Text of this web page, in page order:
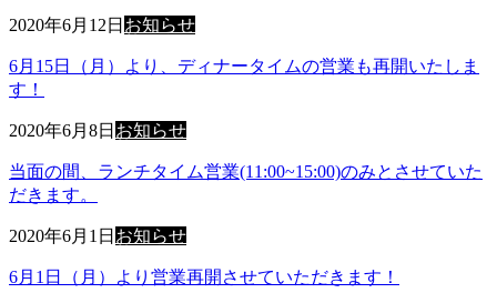
2020年6月12日 お知らせ
6月15日（月）より、ディナータイムの営業も再開いたしま
す！
2020年6月8日 お知らせ
当面の間、ランチタイム営業(11:00~15:00)のみとさせていた
だきます。
2020年6月1日 お知らせ
6月1日（月）より営業再開させていただきます！